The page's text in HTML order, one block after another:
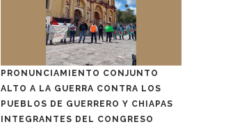
PRONUNCIAMIENTO CONJUNTO
ALTO A LA GUERRA CONTRA LOS
PUEBLOS DE GUERRERO Y CHIAPAS
INTEGRANTES DEL CONGRESO